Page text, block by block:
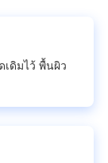
ดิมไว้ พื้นผิว